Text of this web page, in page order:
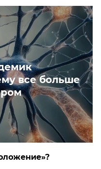
все больше